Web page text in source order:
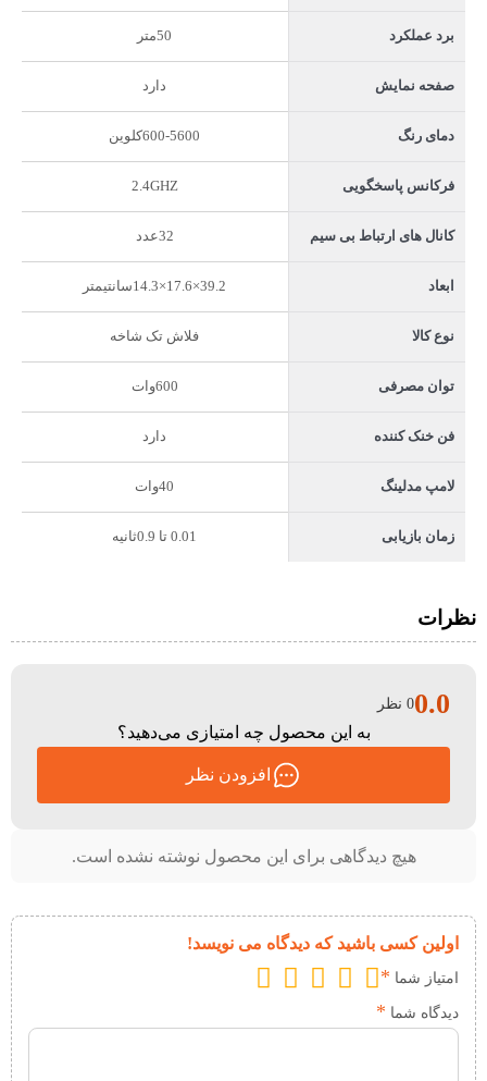
برد عملکرد 50متر
صفحه نمایش دارد
دمای رنگ 600-5600کلوین
فرکانس پاسخگویی 2.4GHZ
کانال های ارتباط بی سیم 32عدد
ابعاد 39.2×17.6×14.3سانتیمتر
نوع کالا فلاش تک شاخه
توان مصرفی 600وات
فن خنک کننده دارد
لامپ مدلینگ 40وات
زمان بازیابی 0.01 تا 0.9ثانیه
نظرات
هیچ دیدگاهی برای این محصول نوشته نشده است.
اولین کسی باشید که دیدگاه می نویسد!
امتیاز شما *
دیدگاه شما *
0.00 نظر
به این محصول چه امتیازی می‌دهید؟
افزودن نظر